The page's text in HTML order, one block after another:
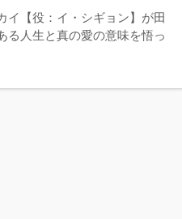
イ【役：イ・シギョン】が田
る人生と真の愛の意味を悟っ